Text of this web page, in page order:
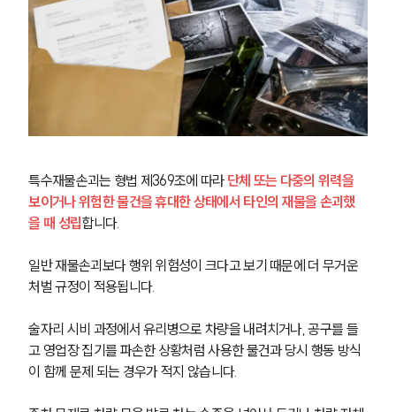
특수재물손괴는 형법 제369조에 따라 단체 또는 다중의 위력을
보이거나 위험한 물건을 휴대한 상태에서 타인의 재물을 손괴했
을 때 성립합니다.
일반 재물손괴보다 행위 위험성이 크다고 보기 때문에 더 무거운
처벌 규정이 적용됩니다.
술자리 시비 과정에서 유리병으로 차량을 내려치거나, 공구를 들
고 영업장 집기를 파손한 상황처럼 사용한 물건과 당시 행동 방식
이 함께 문제 되는 경우가 적지 않습니다.